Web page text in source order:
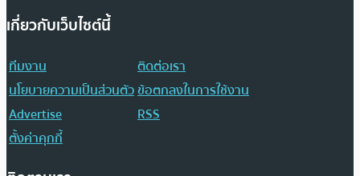
เกี่ยวกับเว็บไซต์นี้
ทีมงาน
ติดต่อเรา
นโยบายความเป็นส่วนตัวข้อตกลงในการใช้งาน
Advertise
RSS
ตั้งค่าคุกกี้